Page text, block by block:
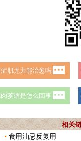
相关
食用油忌反复用